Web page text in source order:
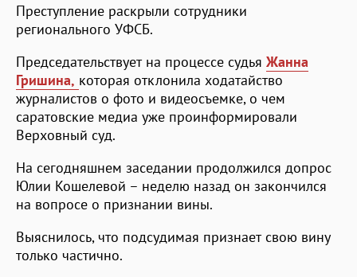
Преступление раскрыли сотрудники
регионального УФСБ.
Председательствует на процессе судья Жанна
Гришина, которая отклонила ходатайство
журналистов о фото и видеосъемке, о чем
саратовские медиа уже проинформировали
Верховный суд.
На сегодняшнем заседании продолжился допрос
Юлии Кошелевой – неделю назад он закончился
на вопросе о признании вины.
Выяснилось, что подсудимая признает свою вину
только частично.